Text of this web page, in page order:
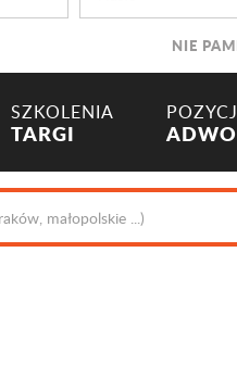
NIE
SZKOLENIA
TARGI